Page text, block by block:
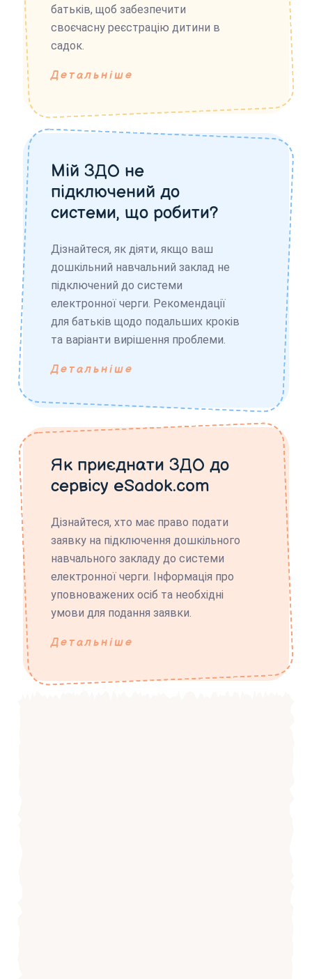
батьків, щоб забезпечити
своєчасну реєстрацію дитини в
садок.
Детальніше
Мій ЗДО не
підключений до
системи, що робити?
Дізнайтеся, як діяти, якщо ваш
дошкільний навчальний заклад не
підключений до системи
електронної черги. Рекомендації
для батьків щодо подальших кроків
та варіанти вирішення проблеми.
Детальніше
Як приєднати ЗДО до
сервісу eSadok.com
Дізнайтеся, хто має право подати
заявку на підключення дошкільного
навчального закладу до системи
електронної черги. Інформація про
уповноважених осіб та необхідні
умови для подання заявки.
Детальніше